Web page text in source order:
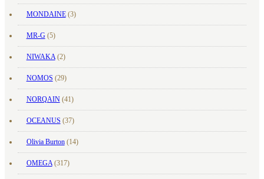
MONDAINE(3)
MR-G(5)
NIWAKA(2)
NOMOS (29)
NORQAIN(41)
OCEANUS (37)
Olivia Burton(14)
OMEGA(317)